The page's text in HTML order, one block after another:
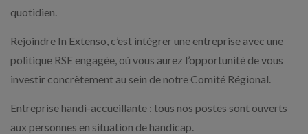
quotidien.
Rejoindre In Extenso, c’est intégrer une entreprise avec une
politique RSE engagée, où vous aurez l’opportunité de vous
investir concrètement au sein de notre Comité Régional.
Entreprise handi-accueillante : tous nos postes sont ouverts
aux personnes en situation de handicap.